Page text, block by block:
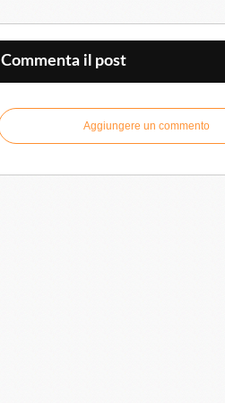
Commenta il post
Aggiungere un commento